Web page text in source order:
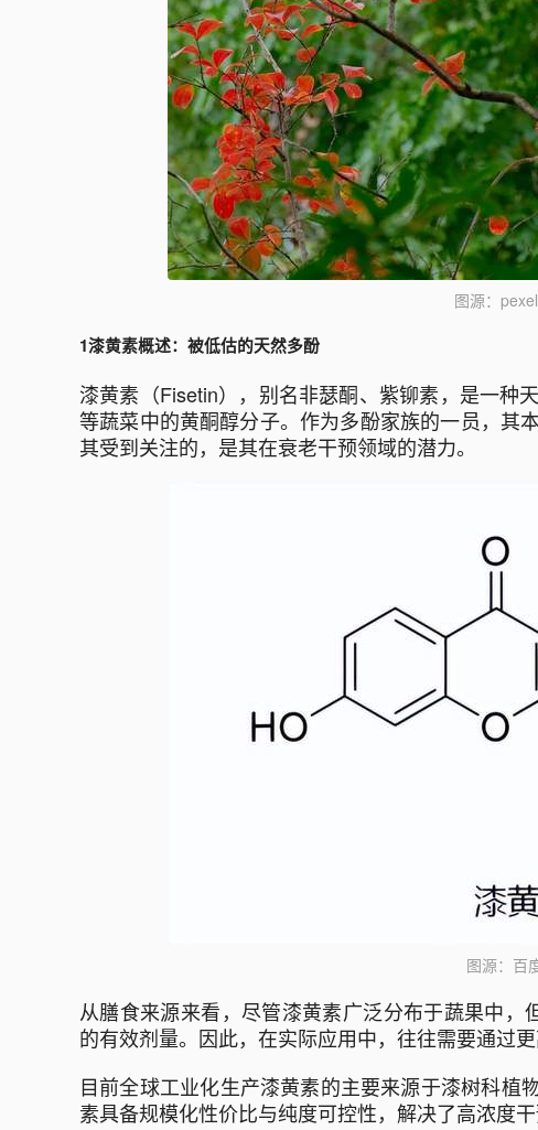
图源：
1漆黄素概述：被低估的天然多酚
漆黄素（Fisetin），别名非瑟酮、紫铆素，是一种
等蔬菜中的黄酮醇分子。作为多酚家族的一员，其
其受到关注的，是其在衰老干预领域的潜力。
图源：百
从膳食来源来看，尽管漆黄素广泛分布于蔬果中
的有效剂量。因此，在实际应用中，往往需要通过
目前全球工业化生产漆黄素的主要来源于漆树科植
素具备规模化性价比与纯度可控性，解决了高浓度干